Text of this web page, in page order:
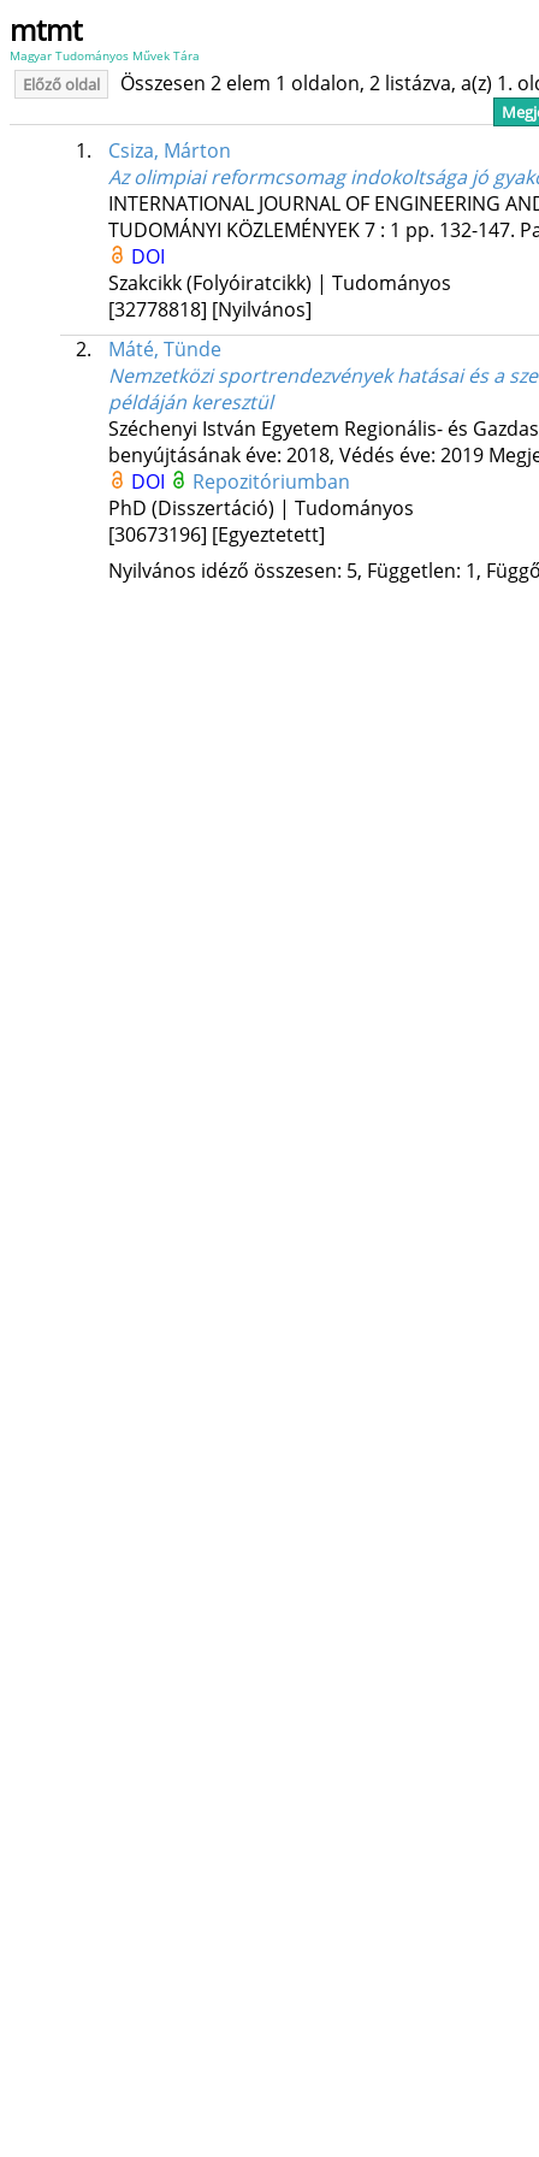
mtmt
Magyar Tudományos Művek Tára
Előző oldal Összesen 2 elem 1 oldalon, 2 listázva, a(z) 1.
1.
Csiza, Márton
Az olimpiai reformcsomag indokoltsága jó
INTERNATIONAL JOURNAL OF ENGINEERING
TUDOMÁNYI KÖZLEMÉNYEK7: 1 pp. 132-147.
DOI
Szakcikk (Folyóiratcikk) | Tudományos
[32778818] [Nyilvános]
2.
Máté, Tünde
Nemzetközi sportrendezvények hatásai és a
példáján keresztül
Széchenyi István Egyetem Regionális- és
benyújtásának éve: 2018, Védés éve: 2019
DOI
Repozitóriumban
PhD (Disszertáció) | Tudományos
[30673196] [Egyeztetett]
Nyilvános idéző összesen: 5, Független: 1,